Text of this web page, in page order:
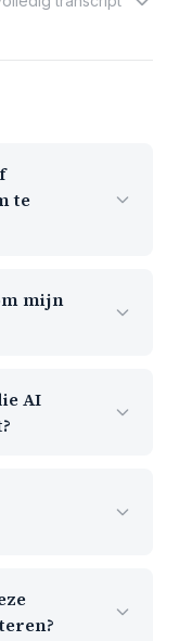
te
mijn
AI